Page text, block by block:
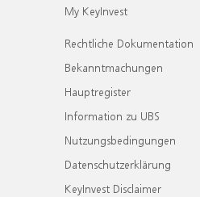
My KeyInvest
Rechtliche Dokumentation
Bekanntmachungen
Hauptregister
Information zu UBS
Nutzungsbedingungen
Datenschutzerklärung
KeyInvest Disclaimer